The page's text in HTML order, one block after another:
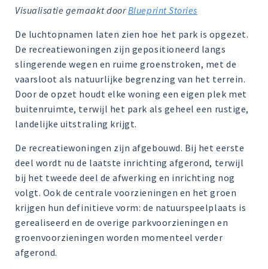
Visualisatie gemaakt doorBlueprint Stories
De luchtopnamen laten zien hoe het park is opgezet.
De recreatiewoningen zijn gepositioneerd langs
slingerende wegen en ruime groenstroken, met de
vaarsloot als natuurlijke begrenzing van het terrein.
Door de opzet houdt elke woning een eigen plek met
buitenruimte, terwijl het park als geheel een rustige,
landelijke uitstraling krijgt.
De recreatiewoningen zijn afgebouwd. Bij het eerste
deel wordt nu de laatste inrichting afgerond, terwijl
bij het tweede deel de afwerking en inrichting nog
volgt. Ook de centrale voorzieningen en het groen
krijgen hun definitieve vorm: de natuurspeelplaats is
gerealiseerd en de overige parkvoorzieningen en
groenvoorzieningen worden momenteel verder
afgerond.